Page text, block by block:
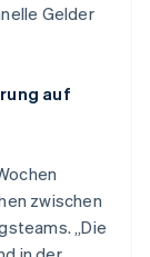
Gelder
auf
zwischen
„Die